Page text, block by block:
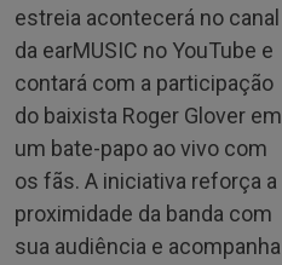
estreia acontecerá no canal
da earMUSIC no YouTube e
contará com a participação
do baixista Roger Glover em
um bate-papo ao vivo com
os fãs. A iniciativa reforça a
proximidade da banda com
sua audiência e acompanha